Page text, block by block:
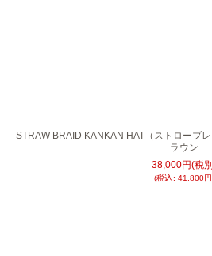
STRAW BRAID KANKAN HAT（ストローブ
ラウン
38,000円(税
(税込: 41,800円